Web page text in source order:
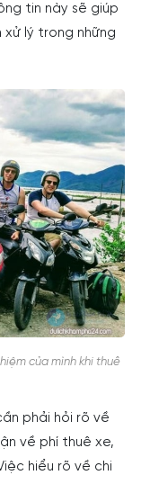
tin này sẽ giúp
xử lý trong những
của mình khi thuê
phải hỏi rõ về
về phí thuê xe,
hiểu rõ về chi